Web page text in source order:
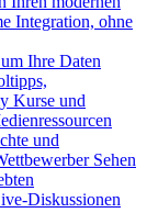
Integration, ohne
Ihre Daten
Kurse und
und
Sehen
Diskussionen